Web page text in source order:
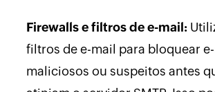
Firewalls e filtros de e-mail:
filtros de e-mail para bloquear
maliciosos ou suspeitos antes